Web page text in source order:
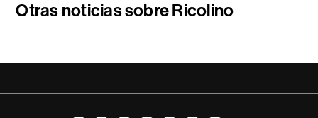
Otras noticias sobre Ricolino